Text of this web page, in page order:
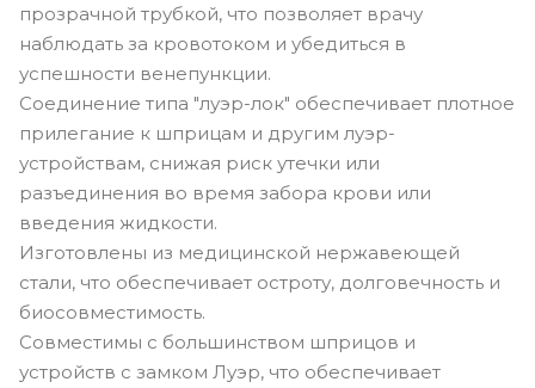
прозрачной трубкой, что позволяет врачу
наблюдать за кровотоком и убедиться в
успешности венепункции.
Соединение типа "луэр-лок" обеспечивает плотное
прилегание к шприцам и другим луэр-
устройствам, снижая риск утечки или
разъединения во время забора крови или
введения жидкости.
Изготовлены из медицинской нержавеющей
стали, что обеспечивает остроту, долговечность и
биосовместимость.
Совместимы с большинством шприцов и
устройств с замком Луэр, что обеспечивает